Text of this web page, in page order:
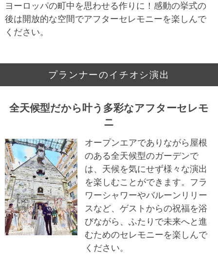
ヨーロッパの町中を思わせる作りに！感動の挙式の
後は開放的な空間でアフターセレモニーを楽しんで
ください。
プランナーのイチオシ演出
全天候型だから叶う多彩なアフターセレモ
ニ
オープンエアでありながら屋根
のある全天候型のガーデンで
は、天候を気にせず様々な演出
を楽しむことができます。フラ
ワーシャワーやバルーンリリー
スなど、ゲストからの祝福を浴
びながら、ふたりで未来へと進
むためのセレモニーを楽しんで
ください。